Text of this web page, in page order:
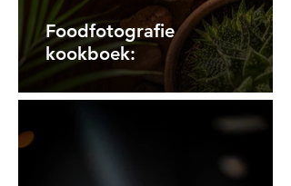
Foodfotografie
kookboek: